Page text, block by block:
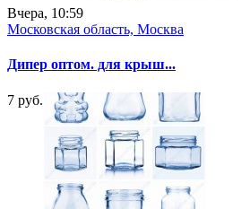
Вчера, 10:59
Московская область, Москва
Дипер оптом. для крыш...
7 руб.